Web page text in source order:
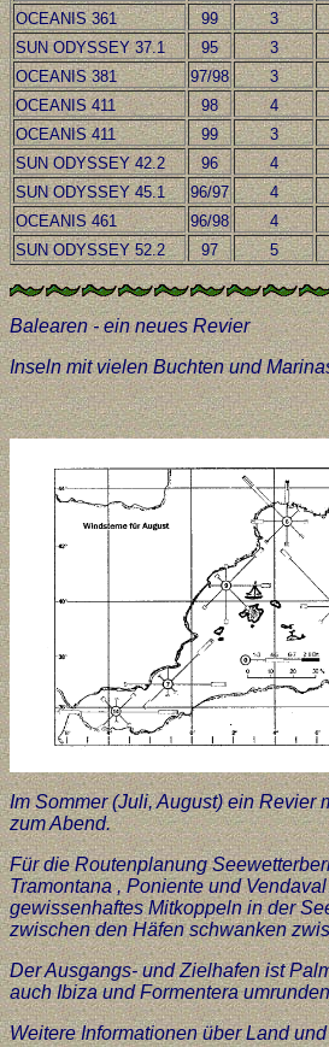
OCEANIS 361
99 3
SUN ODYSSEY 37.1
95 3
OCEANIS 381
97/98 3
OCEANIS 411
98 4
OCEANIS 411
99 3
SUN ODYSSEY 42.2
96 4
SUN ODYSSEY 45.1
96/97 4
OCEANIS 461
96/98 4
SUN ODYSSEY 52.2
97 5
Balearen - ein neues Revier
Inseln mit vielen Buchten und
Im Sommer (Juli, August) ein Revier
zum Abend.
Für die Routenplanung
Tramontana , Poniente und
gewissenhaftes Mitkoppeln in der
zwischen den Häfen schwanken
Der Ausgangs- und Zielhafen ist
auch Ibiza und Formentera
Weitere Informationen über Land